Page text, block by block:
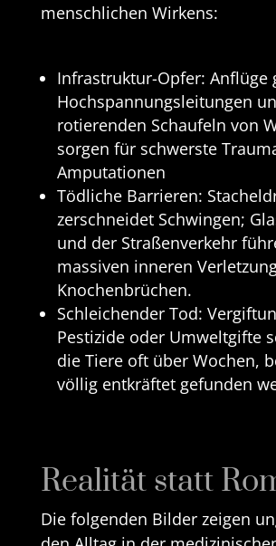
menschlichen Wirkens:
Infrastruktur-Opfer: Anflüge
Hochspannungsleitungen
rotierenden Schaufeln von
sorgen für schwerste
Amputationen
Tödliche Barrieren:
zerschneidet Schwingen;
und der Straßenverkehr
massiven inneren
Knochenbrüchen.
Schleichender Tod:
Pestizide oder Umweltgifte
die Tiere oft über Wochen,
völlig entkräftet gefunden
Realität statt
Die folgenden Bilder zeigen